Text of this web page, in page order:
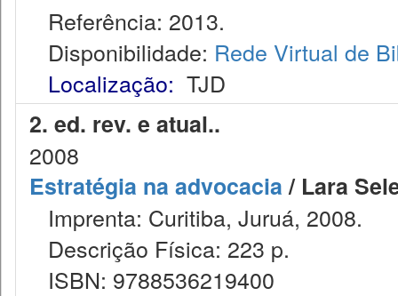
Referência: 2013.
Disponibilidade: Rede Virtual de
Localização: TJD
2. ed. rev. e atual..
2008
Estratégia na advocacia/ Lara
Imprenta: Curitiba, Juruá, 2008.
Descrição Física: 223 p.
ISBN: 9788536219400